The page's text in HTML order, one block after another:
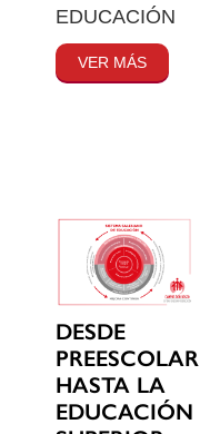
EDUCACIÓN
VER MÁS
DESDE
PREESCOLAR
HASTA LA
EDUCACIÓN